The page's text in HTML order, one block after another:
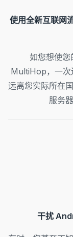
使用全新互联网
如您想使您
MultiHop，一次
远离您实际所在
服务
干扰